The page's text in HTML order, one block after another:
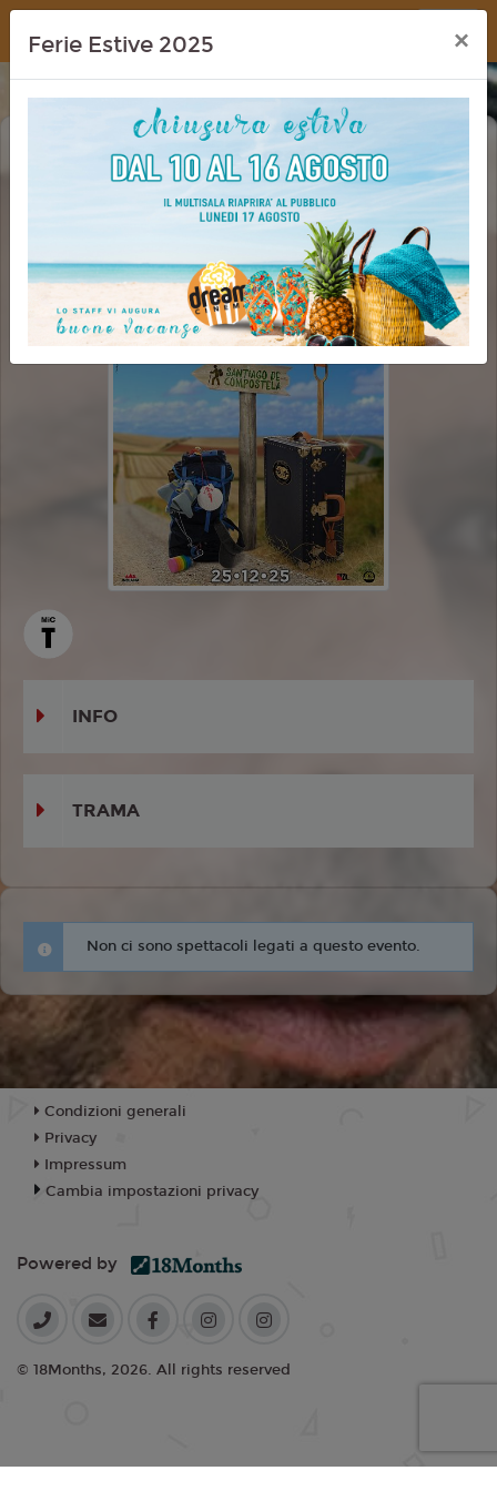
Dream Cinema
BUEN CAMINO
INFO
TRAMA
Non ci sono spettacoli legati a questo evento.
Ferie Estive 2025 ×
Condizioni generali
Privacy
Impressum
Cambia impostazioni privacy
Powered by
© 18Months, 2026. All rights reserved